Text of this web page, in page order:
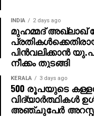
ഇപ്പോള്‍
പൃഥ്വിരാജ് സുകുമാരന്‍
ചിത്രത്തിന്റെ
ബാഹുബലി ഒന്നും
തിയറ്ററുകളില്‍
INDIA 2 days ago
മുഹമ്മദ് അഖ്‌ലാഖ്
പിന്‍വലിക്കാന്‍
നീക്കം തുടങ്ങി
KERALA 3 days ago
500 രൂപയുടെ
വിദ്യാര്‍ത്ഥികള്‍
അഞ്ചുപേര്‍